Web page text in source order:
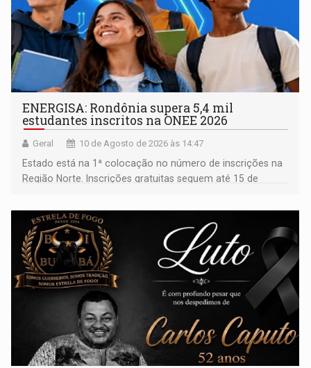
ENERGISA: Rondônia supera 5,4 mil
estudantes inscritos na ONEE 2026
Geral 10 de Agosto de 2026 às 14:47
Estado está na 1ª colocação no número de inscrições na
Região Norte. Inscrições gratuitas seguem até 15 de